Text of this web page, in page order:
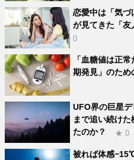
恋愛中は「気づ
が見てきた「友
0
「血糖値は正
期発見」のため
UFO界の巨星
まで追い続け
たのか？
★ 0
被れば体感